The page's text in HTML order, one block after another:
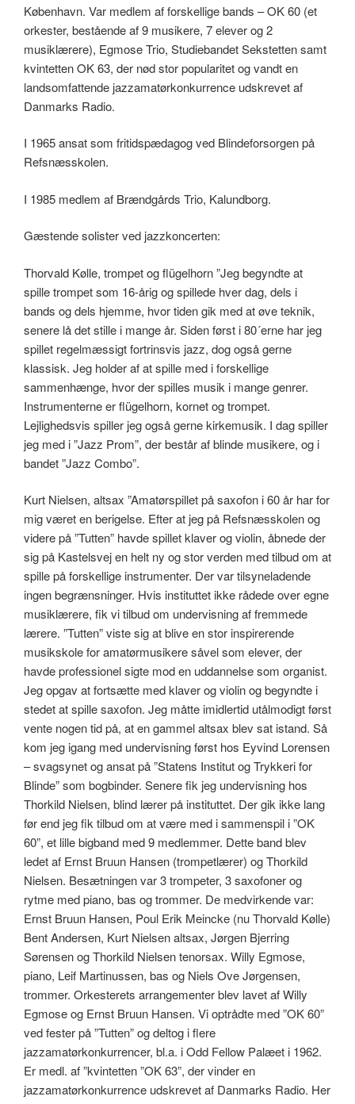
København. Var medlem af forskellige bands – OK 60 (et
orkester, bestående af 9 musikere, 7 elever og 2
musiklærere), Egmose Trio, Studiebandet Sekstetten samt
kvintetten OK 63, der nød stor popularitet og vandt en
landsomfattende jazzamatørkonkurrence udskrevet af
Danmarks Radio.
I 1965 ansat som fritidspædagog ved Blindeforsorgen på
Refsnæsskolen.
I 1985 medlem af Brændgårds Trio, Kalundborg.
Gæstende solister ved jazzkoncerten:
Thorvald Kølle, trompet og flügelhorn ”Jeg begyndte at
spille trompet som 16-årig og spillede hver dag, dels i
bands og dels hjemme, hvor tiden gik med at øve teknik,
senere lå det stille i mange år. Siden først i 80´erne har jeg
spillet regelmæssigt fortrinsvis jazz, dog også gerne
klassisk. Jeg holder af at spille med i forskellige
sammenhænge, hvor der spilles musik i mange genrer.
Instrumenterne er flügelhorn, kornet og trompet.
Lejlighedsvis spiller jeg også gerne kirkemusik. I dag spiller
jeg med i ”Jazz Prom”, der består af blinde musikere, og i
bandet ”Jazz Combo”.
Kurt Nielsen, altsax ”Amatørspillet på saxofon i 60 år har for
mig været en berigelse. Efter at jeg på Refsnæsskolen og
videre på ”Tutten” havde spillet klaver og violin, åbnede der
sig på Kastelsvej en helt ny og stor verden med tilbud om at
spille på forskellige instrumenter. Der var tilsyneladende
ingen begrænsninger. Hvis instituttet ikke rådede over egne
musiklærere, fik vi tilbud om undervisning af fremmede
lærere. ”Tutten” viste sig at blive en stor inspirerende
musikskole for amatørmusikere såvel som elever, der
havde professionel sigte mod en uddannelse som organist.
Jeg opgav at fortsætte med klaver og violin og begyndte i
stedet at spille saxofon. Jeg måtte imidlertid utålmodigt først
vente nogen tid på, at en gammel altsax blev sat istand. Så
kom jeg igang med undervisning først hos Eyvind Lorensen
– svagsynet og ansat på ”Statens Institut og Trykkeri for
Blinde” som bogbinder. Senere fik jeg undervisning hos
Thorkild Nielsen, blind lærer på instituttet. Der gik ikke lang
før end jeg fik tilbud om at være med i sammenspil i ”OK
60”, et lille bigband med 9 medlemmer. Dette band blev
ledet af Ernst Bruun Hansen (trompetlærer) og Thorkild
Nielsen. Besætningen var 3 trompeter, 3 saxofoner og
rytme med piano, bas og trommer. De medvirkende var:
Ernst Bruun Hansen, Poul Erik Meincke (nu Thorvald Kølle)
Bent Andersen, Kurt Nielsen altsax, Jørgen Bjerring
Sørensen og Thorkild Nielsen tenorsax. Willy Egmose,
piano, Leif Martinussen, bas og Niels Ove Jørgensen,
trommer. Orkesterets arrangementer blev lavet af Willy
Egmose og Ernst Bruun Hansen. Vi optrådte med ”OK 60”
ved fester på ”Tutten” og deltog i flere
jazzamatørkonkurrencer, bl.a. i Odd Fellow Palæet i 1962.
Er medl. af ”kvintetten ”OK 63”, der vinder en
jazzamatørkonkurrence udskrevet af Danmarks Radio. Her